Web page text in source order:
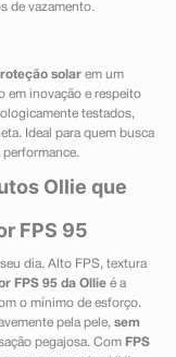
de vazamento.
solarem um
em inovação e respeito
testados,
Ideal para quem busca
Ollie que
FPS 95
dia. Alto FPS, textura
FPS 95 da Ollieé a
o mínimo de esforço.
pela pele, sem
pegajosa. Com FPS